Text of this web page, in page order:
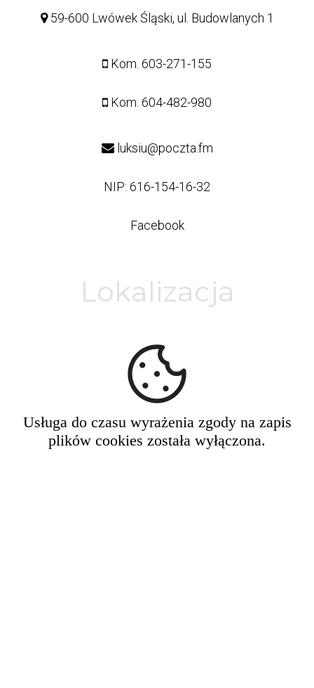
59-600 Lwówek Śląski, ul. Budowlanych 1
Kom. 603-271-155
Kom. 604-482-980
luksiu@poczta.fm
NIP: 616-154-16-32
Facebook
Lokalizacja